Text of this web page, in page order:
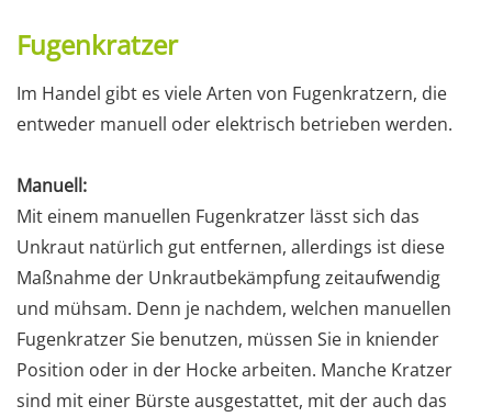
Fugenkratzer
Im Handel gibt es viele Arten von Fugenkratzern, die
entweder manuell oder elektrisch betrieben werden.
Manuell:
Mit einem manuellen Fugenkratzer lässt sich das
Unkraut natürlich gut entfernen, allerdings ist diese
Maßnahme der Unkrautbekämpfung zeitaufwendig
und mühsam. Denn je nachdem, welchen manuellen
Fugenkratzer Sie benutzen, müssen Sie in kniender
Position oder in der Hocke arbeiten. Manche Kratzer
sind mit einer Bürste ausgestattet, mit der auch das